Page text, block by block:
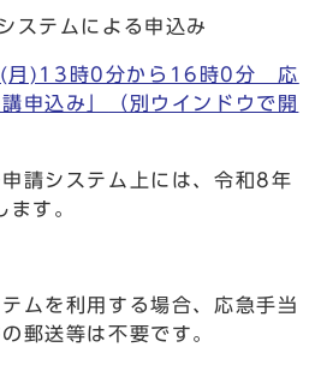
ステムによる申込み
(月)13時0分から16時0分 応
申込み」
（別ウインドウで開
請システム上には、令和8年
す。
ムを利用する場合、応急手当
郵送等は不要です。